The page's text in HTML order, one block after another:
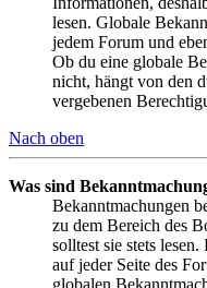
lesen. Globale
jedem Forum und
Ob du eine globale
nicht, hängt von den
vergebenen
Nach oben
Was sind
Bekanntmachungen
zu dem Bereich des
solltest sie stets
auf jeder Seite des
globalen